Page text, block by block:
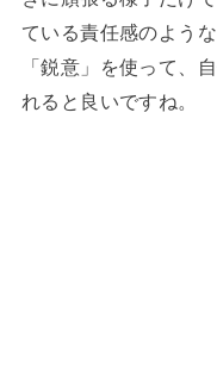
ている責任感のよう
「鋭意」を使って、
れると良いですね。